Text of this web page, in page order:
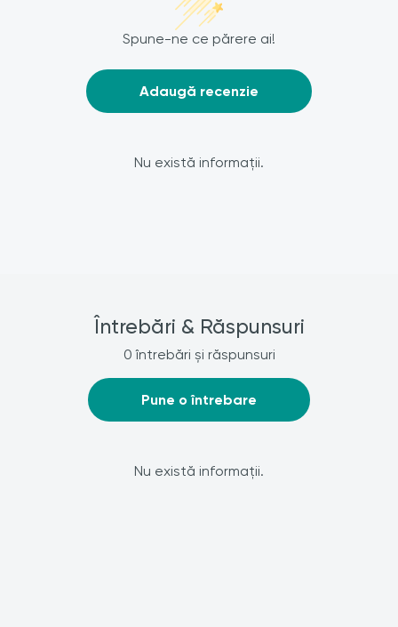
Spune-ne ce părere ai!
Adaugă recenzie
Nu există informații.
Întrebări & Răspunsuri
0 întrebări și răspunsuri
Pune o întrebare
Nu există informații.